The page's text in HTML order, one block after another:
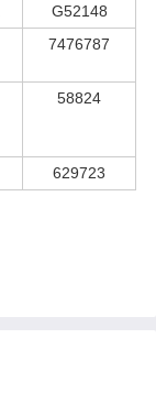
G52148
7476787
58824
629723